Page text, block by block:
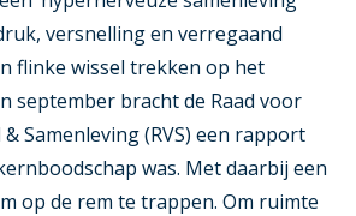
versnelling en verregaand
flinke wissel trekken op het
september bracht de Raad voor
Samenleving (RVS) een rapport
was. Met daarbij een
op de rem te trappen. Om ruimte